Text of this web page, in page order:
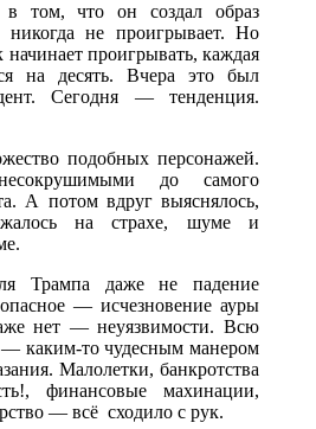
в том, что он создал образ
никогда не проигрывает. Но
начинает проигрывать, каждая
на десять. Вчера это был
Сегодня — тенденция.
подобных персонажей.
до самого
А потом вдруг выяснялось,
на страхе, шуме и
Трампа даже не падение
— исчезновение ауры
нет — неуязвимости. Всю
каким-то чудесным манером
Малолетки, банкротства
финансовые махинации,
— всё сходило с рук.